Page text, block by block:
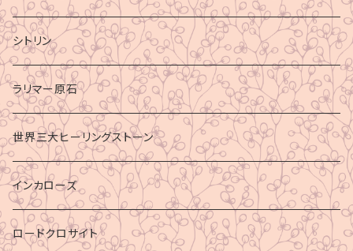
シトリン
ラリマー原石
世界三大ヒーリングストーン
インカローズ
ロードクロサイト